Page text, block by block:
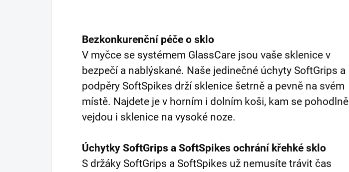
Bezkonkurenční péče o sklo
V myčce se systémem GlassCare jsou vaše sklenice v
bezpečí a nablýskané. Naše jedinečné úchyty SoftGrips a
podpěry SoftSpikes drží sklenice šetrně a pevně na svém
místě. Najdete je v horním i dolním koši, kam se pohodlně
vejdou i sklenice na vysoké noze.
Úchytky SoftGrips a SoftSpikes ochrání křehké sklo
S držáky SoftGrips a SoftSpikes už nemusíte trávit čas